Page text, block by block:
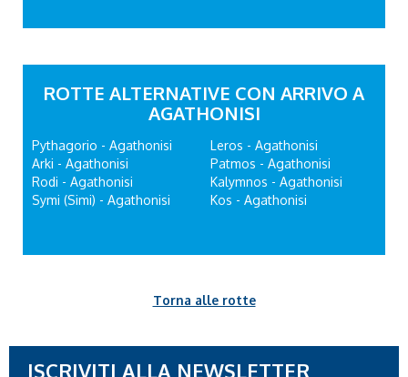
ROTTE ALTERNATIVE CON ARRIVO A
AGATHONISI
Pythagorio - Agathonisi
Arki - Agathonisi
Rodi - Agathonisi
Symi (Simi) - Agathonisi
Leros - Agathonisi
Patmos - Agathonisi
Kalymnos - Agathonisi
Kos - Agathonisi
Torna alle rotte
ISCRIVITI ALLA NEWSLETTER